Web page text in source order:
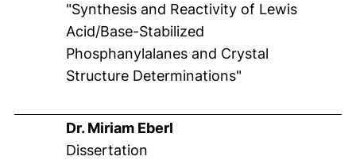
"Synthesis and Reactivity of Lewis
Acid/Base-Stabilized
Phosphanylalanes and Crystal
Structure Determinations"
Dr. Miriam Eberl
Dissertation